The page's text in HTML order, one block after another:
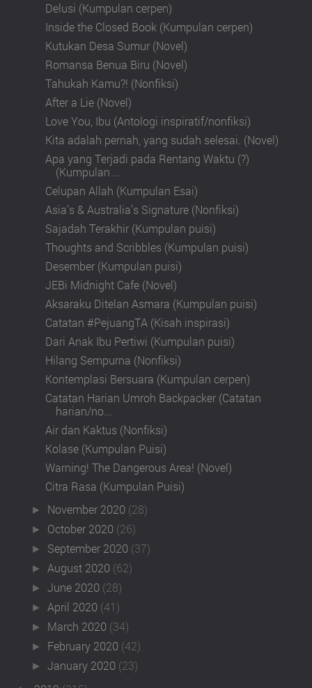
Delusi (Kumpulan cerpen)
Inside the Closed Book (Kumpulan cerpen)
Kutukan Desa Sumur (Novel)
Romansa Benua Biru (Novel)
Tahukah Kamu?! (Nonfiksi)
After a Lie (Novel)
Love You, Ibu (Antologi inspiratif/nonfiksi)
Kita adalah pernah, yang sudah selesai. (Novel)
Apa yang Terjadi pada Rentang Waktu (?)
(Kumpulan ...
Celupan Allah (Kumpulan Esai)
Asia’s & Australia’s Signature (Nonfiksi)
Sajadah Terakhir (Kumpulan puisi)
Thoughts and Scribbles (Kumpulan puisi)
Desember (Kumpulan puisi)
JEBi Midnight Cafe (Novel)
Aksaraku Ditelan Asmara (Kumpulan puisi)
Catatan #PejuangTA (Kisah inspirasi)
Dari Anak Ibu Pertiwi (Kumpulan puisi)
Hilang Sempurna (Nonfiksi)
Kontemplasi Bersuara (Kumpulan cerpen)
Catatan Harian Umroh Backpacker (Catatan
harian/no...
Air dan Kaktus (Nonfiksi)
Kolase (Kumpulan Puisi)
Warning! The Dangerous Area! (Novel)
Citra Rasa (Kumpulan Puisi)
► November 2020 (28)
► October 2020 (26)
► September 2020 (37)
►August 2020 (62)
►June 2020 (28)
►April 2020 (41)
► March 2020 (34)
► February 2020 (42)
►January 2020 (23)